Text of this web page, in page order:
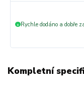
+ Rychle dodáno a dobře
Kompletní